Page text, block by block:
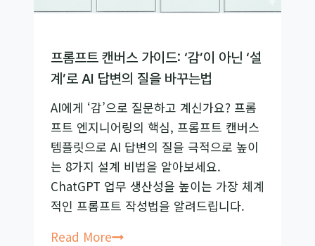
트
지
니
어
링
핵
심
기
법
2
프롬프트 캔버스 가이드: ‘감’이 아닌 ‘설
계’로 AI 답변의 질을 바꾸는법
AI에게 ‘감’으로 질문하고 계신가요? 프롬
프트 엔지니어링의 핵심, 프롬프트 캔버스
템플릿으로 AI 답변의 질을 극적으로 높이
는 8가지 설계 비법을 알아보세요.
ChatGPT 업무 생산성을 높이는 가장 체계
적인 프롬프트 작성법을 알려드립니다.
Read More프